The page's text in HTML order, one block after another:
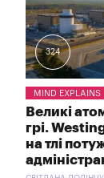
324
MIND EXPLAINS
Великі
грі.
на тлі